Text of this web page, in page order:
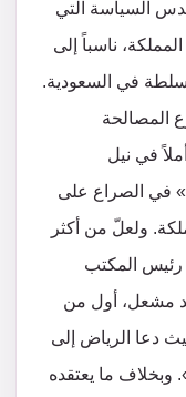
السياسة التي
ناسباً إلى
في السعودية.
المصالحة
في نيل
في الصراع على
ولعلّ من أكثر
رئيس المكتب
مشعل، أول من
دعا الرياض إلى
ما يعتقده